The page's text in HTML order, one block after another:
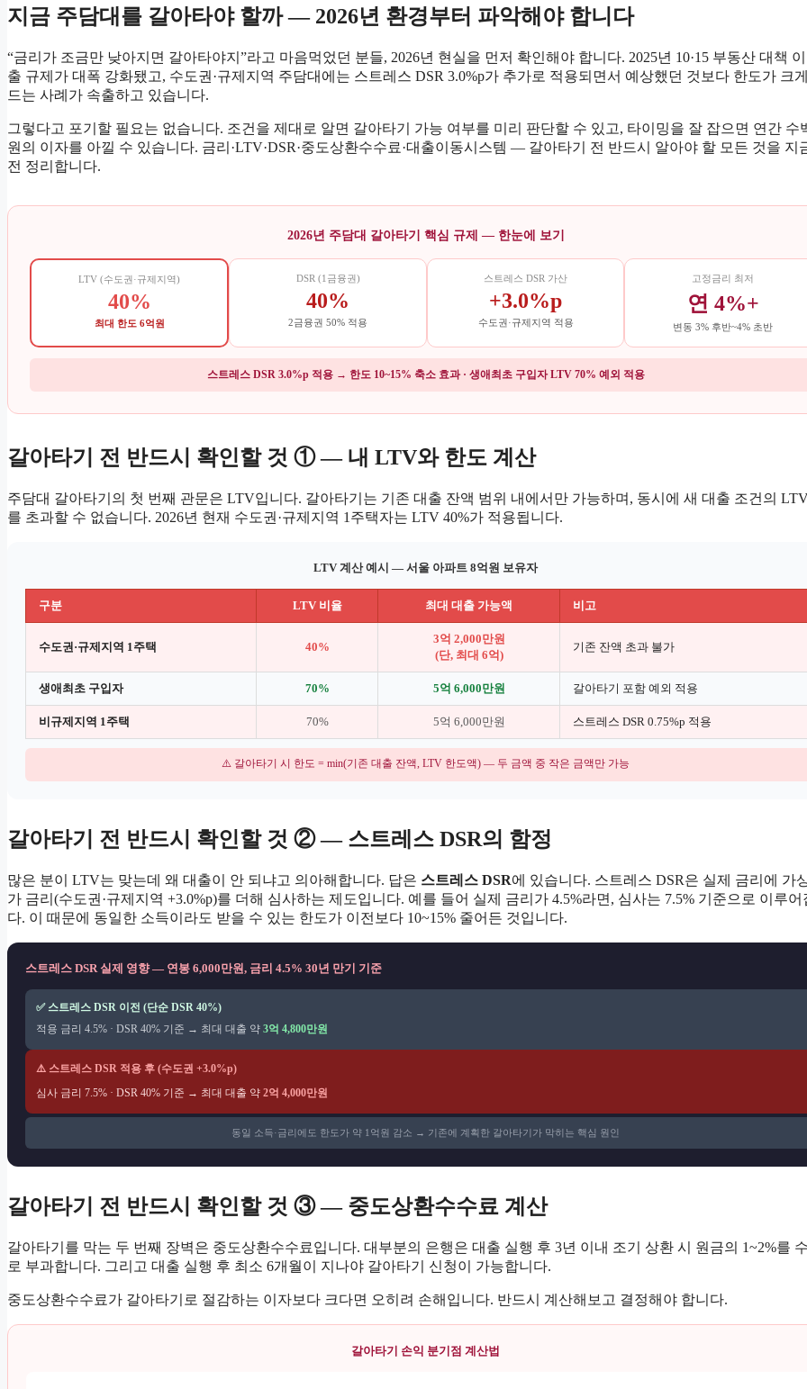
지금 주담대를 갈아타야 할까 — 2026년 환경부터 파악해야 합니다
“금리가 조금만 낮아지면 갈아타야지”라고 마음먹었던 분들, 2026년 현실을 먼저 확인해야 합니다. 2025년 10·15 부동산 대책
출 규제가 대폭 강화됐고, 수도권·규제지역 주담대에는 스트레스 DSR 3.0%p가 추가로 적용되면서 예상했던 것보다 한도가 크
드는 사례가 속출하고 있습니다.
그렇다고 포기할 필요는 없습니다. 조건을 제대로 알면 갈아타기 가능 여부를 미리 판단할 수 있고, 타이밍을 잘 잡으면 연간 수
원의 이자를 아낄 수 있습니다. 금리·LTV·DSR·중도상환수수료·대출이동시스템 — 갈아타기 전 반드시 알아야 할 모든 것을 지
전 정리합니다.
2026년 주담대 갈아타기 핵심 규제 — 한눈에 보기
LTV (수도권·규제지역)
40%
최대 한도 6억원
DSR (1금융권)
40%
2금융권 50% 적용
스트레스 DSR 가산
+3.0%p
수도권·규제지역 적용
고정금리 최저
연 4%+
변동 3% 후반~4% 초반
스트레스 DSR 3.0%p 적용 → 한도 10~15% 축소 효과 · 생애최초 구입자 LTV 70% 예외 적용
갈아타기 전 반드시 확인할 것 ① — 내 LTV와 한도 계산
주담대 갈아타기의 첫 번째 관문은 LTV입니다. 갈아타기는 기존 대출 잔액 범위 내에서만 가능하며, 동시에 새 대출 조건의
를 초과할 수 없습니다. 2026년 현재 수도권·규제지역 1주택자는 LTV 40%가 적용됩니다.
LTV 계산 예시 — 서울 아파트 8억원 보유자
구분 LTV 비율 최대 대출 가능액 비고
수도권·규제지역 1주택 40%
3억 2,000만원
(단, 최대 6억)
기존 잔액 초과 불가
생애최초 구입자 70% 5억 6,000만원 갈아타기 포함 예외 적용
비규제지역 1주택 70% 5억 6,000만원 스트레스 DSR 0.75%p 적용
⚠️ 갈아타기 시 한도 = min(기존 대출 잔액, LTV 한도액) — 두 금액 중 작은 금액만 가능
갈아타기 전 반드시 확인할 것 ② — 스트레스 DSR의 함정
많은 분이 LTV는 맞는데 왜 대출이 안 되냐고 의아해합니다. 답은 스트레스 DSR에 있습니다. 스트레스 DSR은 실제 금리에 가
가 금리(수도권·규제지역 +3.0%p)를 더해 심사하는 제도입니다. 예를 들어 실제 금리가 4.5%라면, 심사는 7.5% 기준으로 이루어
다. 이 때문에 동일한 소득이라도 받을 수 있는 한도가 이전보다 10~15% 줄어든 것입니다.
스트레스 DSR 실제 영향 — 연봉 6,000만원, 금리 4.5% 30년 만기 기준
✅ 스트레스 DSR 이전 (단순 DSR 40%)
적용 금리 4.5% · DSR 40% 기준 → 최대 대출 약 3억 4,800만원
⚠️ 스트레스 DSR 적용 후 (수도권 +3.0%p)
심사 금리 7.5% · DSR 40% 기준 → 최대 대출 약 2억 4,000만원
동일 소득·금리에도 한도가 약 1억원 감소 → 기존에 계획한 갈아타기가 막히는 핵심 원인
갈아타기 전 반드시 확인할 것 ③ — 중도상환수수료 계산
갈아타기를 막는 두 번째 장벽은 중도상환수수료입니다. 대부분의 은행은 대출 실행 후 3년 이내 조기 상환 시 원금의 1~2%를
로 부과합니다. 그리고 대출 실행 후 최소 6개월이 지나야 갈아타기 신청이 가능합니다.
중도상환수수료가 갈아타기로 절감하는 이자보다 크다면 오히려 손해입니다. 반드시 계산해보고 결정해야 합니다.
갈아타기 손익 분기점 계산법